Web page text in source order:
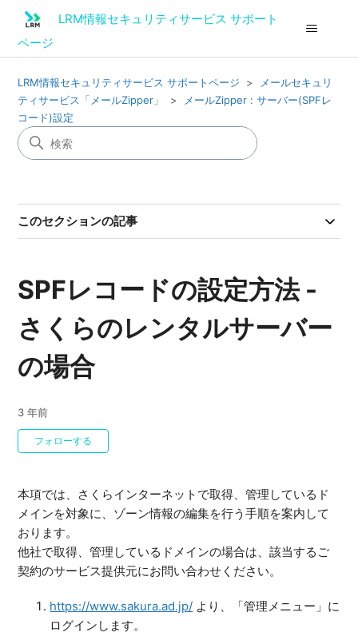
LRM情報セキュリティサービス サポート
ページ
LRM情報セキュリティサービス サポートページ
メールセキュリ
ティサービス「メールZipper」
メールZipper : サーバー(SPFレ
コード)設定
このセクションの記事
SPFレコードの設定方法 -
さくらのレンタルサーバー
の場合
3 年前
フォローする
本項では、さくらインターネットで取得、管理しているド
メインを対象に、ゾーン情報の編集を行う手順を案内して
おります。
他社で取得、管理しているドメインの場合は、該当するご
契約のサービス提供元にお問い合わせください。
https://www.sakura.ad.jp/ より、「管理メニュー」に
ログインします。